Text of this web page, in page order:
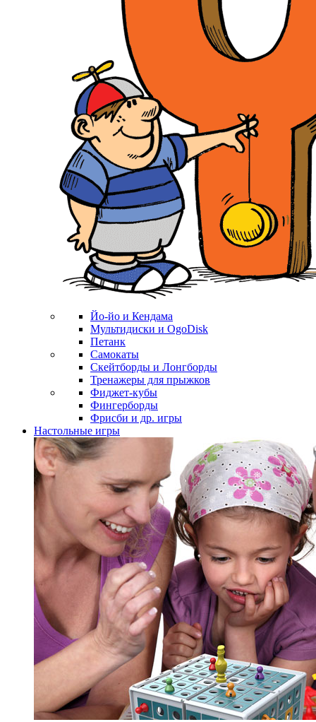
Йо-йо и Кендама
Мультидиски и OgoDisk
Петанк
Самокаты
Скейтборды и Лонгборды
Тренажеры для прыжков
Фиджет-кубы
Фингерборды
Фрисби и др. игры
Настольные игры